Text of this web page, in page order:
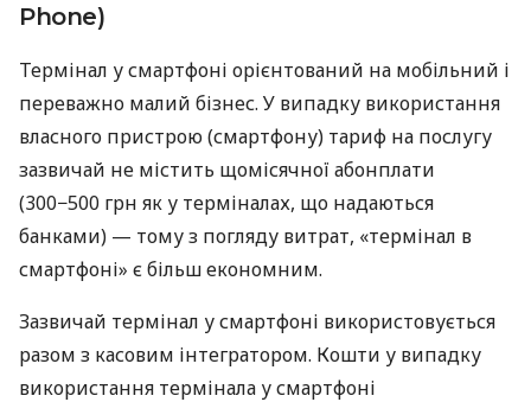
Phone)
Термінал у смартфоні орієнтований на мобільний і
переважно малий бізнес. У випадку використання
власного пристрою (смартфону) тариф на послугу
зазвичай не містить щомісячної абонплати
(300−500 грн як у терміналах, що надаються
банками) — тому з погляду витрат, «термінал в
смартфоні» є більш економним.
Зазвичай термінал у смартфоні використовується
разом з касовим інтегратором. Кошти у випадку
використання термінала у смартфоні